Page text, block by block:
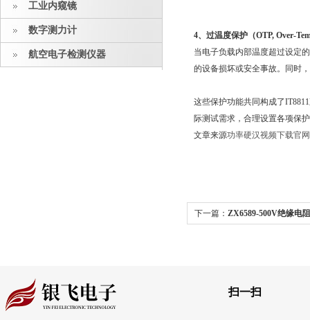
工业内窥镜
数字测力计
航空电子检测仪器
4、过温度保护（OTP, Over-
当电子负载内部温度超过设定的安
的设备损坏或安全事故。同时
这些保护功能共同构成了IT8811
际测试需求，合理设置各项保护
文章来源功率硬汉视频下载官网
下一篇： ZX6589-500V绝缘电
扫一扫